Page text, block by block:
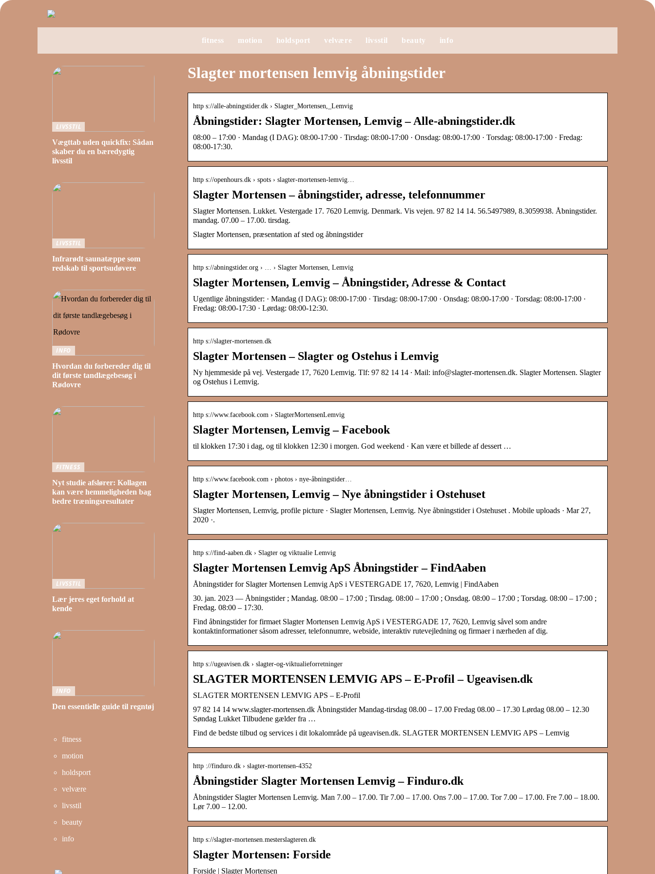
fitness motion holdsport velvære livsstil beauty info
Slagter mortensen lemvig åbningstider
http s://alle-abningstider.dk › Slagter_Mortensen,_Lemvig
Åbningstider: Slagter Mortensen, Lemvig – Alle-abningstider.dk
08:00 – 17:00 · Mandag (I DAG): 08:00-17:00 · Tirsdag: 08:00-17:00 · Onsdag: 08:00-17:00 · Torsdag: 08:00-17:00 · Fredag:
08:00-17:30.
http s://openhours.dk › spots › slagter-mortensen-lemvig…
Slagter Mortensen – åbningstider, adresse, telefonnummer
Slagter Mortensen. Lukket. Vestergade 17. 7620 Lemvig. Denmark. Vis vejen. 97 82 14 14. 56.5497989, 8.3059938. Åbningstider.
mandag. 07.00 – 17.00. tirsdag.
Slagter Mortensen, præsentation af sted og åbningstider
http s://abningstider.org › … › Slagter Mortensen, Lemvig
Slagter Mortensen, Lemvig – Åbningstider, Adresse & Contact
Ugentlige åbningstider: · Mandag (I DAG): 08:00-17:00 · Tirsdag: 08:00-17:00 · Onsdag: 08:00-17:00 · Torsdag: 08:00-17:00 ·
Fredag: 08:00-17:30 · Lørdag: 08:00-12:30.
http s://slagter-mortensen.dk
Slagter Mortensen – Slagter og Ostehus i Lemvig
Ny hjemmeside på vej. Vestergade 17, 7620 Lemvig. Tlf: 97 82 14 14 ∙ Mail: info@slagter-mortensen.dk. Slagter Mortensen. Slagter
og Ostehus i Lemvig.
http s://www.facebook.com › SlagterMortensenLemvig
Slagter Mortensen, Lemvig – Facebook
til klokken 17:30 i dag, og til klokken 12:30 i morgen. God weekend · Kan være et billede af dessert …
http s://www.facebook.com › photos › nye-åbningstider…
Slagter Mortensen, Lemvig – Nye åbningstider i Ostehuset
Slagter Mortensen, Lemvig, profile picture · Slagter Mortensen, Lemvig. Nye åbningstider i Ostehuset . Mobile uploads · Mar 27,
2020 ·.
http s://find-aaben.dk › Slagter og viktualie Lemvig
Slagter Mortensen Lemvig ApS Åbningstider – FindAaben
Åbningstider for Slagter Mortensen Lemvig ApS i VESTERGADE 17, 7620, Lemvig | FindAaben
30. jan. 2023 — Åbningstider ; Mandag. 08:00 – 17:00 ; Tirsdag. 08:00 – 17:00 ; Onsdag. 08:00 – 17:00 ; Torsdag. 08:00 – 17:00 ;
Fredag. 08:00 – 17:30.
Find åbningstider for firmaet Slagter Mortensen Lemvig ApS i VESTERGADE 17, 7620, Lemvig såvel som andre
kontaktinformationer såsom adresser, telefonnumre, webside, interaktiv rutevejledning og firmaer i nærheden af dig.
http s://ugeavisen.dk › slagter-og-viktualieforretninger
SLAGTER MORTENSEN LEMVIG APS – E-Profil – Ugeavisen.dk
SLAGTER MORTENSEN LEMVIG APS – E-Profil
97 82 14 14 www.slagter-mortensen.dk Åbningstider Mandag-tirsdag 08.00 – 17.00 Fredag 08.00 – 17.30 Lørdag 08.00 – 12.30
Søndag Lukket Tilbudene gælder fra …
Find de bedste tilbud og services i dit lokalområde på ugeavisen.dk. SLAGTER MORTENSEN LEMVIG APS – Lemvig
http ://finduro.dk › slagter-mortensen-4352
Åbningstider Slagter Mortensen Lemvig – Finduro.dk
Åbningstider Slagter Mortensen Lemvig. Man 7.00 – 17.00. Tir 7.00 – 17.00. Ons 7.00 – 17.00. Tor 7.00 – 17.00. Fre 7.00 – 18.00.
Lør 7.00 – 12.00.
http s://slagter-mortensen.mesterslagteren.dk
Slagter Mortensen: Forside
Forside | Slagter Mortensen
LIVSSTIL
Vægttab uden quickfix: Sådan
skaber du en bæredygtig
livsstil
LIVSSTIL
Infrarødt saunatæppe som
redskab til sportsudøvere
INFO
Hvordan du forbereder dig til
dit første tandlægebesøg i
Rødovre
FITNESS
Nyt studie afslører: Kollagen
kan være hemmeligheden bag
bedre træningsresultater
LIVSSTIL
Lær jeres eget forhold at
kende
INFO
Den essentielle guide til regntøj
fitness
motion
holdsport
velvære
livsstil
beauty
info